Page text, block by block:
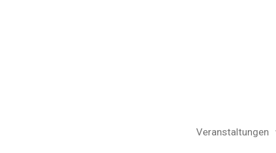
Veranstaltungen